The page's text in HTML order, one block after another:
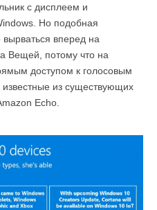
с дисплеем и
Но подобная
вырваться вперед на
Вещей, потому что на
доступом к голосовым
из существующих
Echo.